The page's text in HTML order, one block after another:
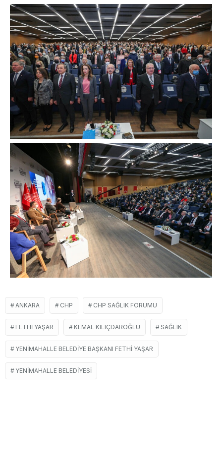
ANKARA CHP CHP SAĞLIK FORUMU
FETHI YAŞAR KEMAL KILIÇDAROĞLU SAĞLIK
YENIMAHALLE BELEDIYE BAŞKANI FETHI YAŞAR
YENIMAHALLE BELEDIYESI